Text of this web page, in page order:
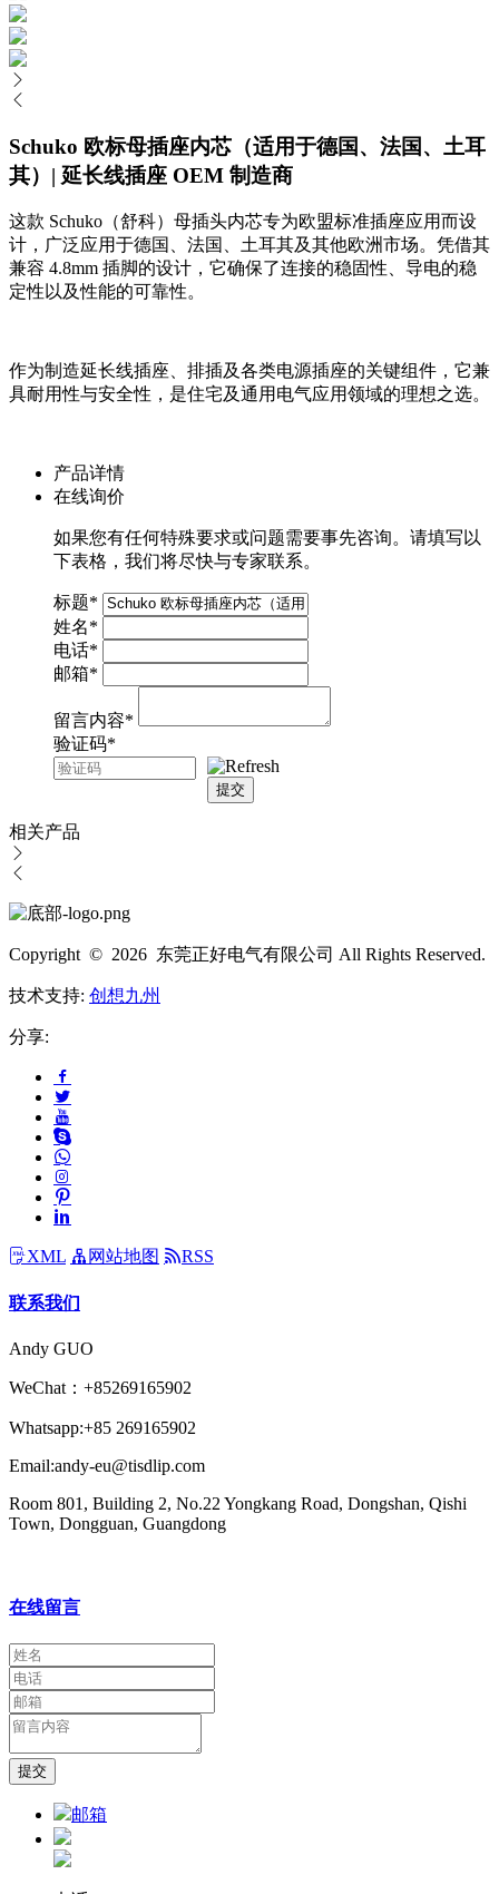
Schuko 欧标母插座内芯（适用于德国、法国、土耳
其）| 延长线插座 OEM 制造商
这款 Schuko（舒科）母插头内芯专为欧盟标准插座应用而设
计，广泛应用于德国、法国、土耳其及其他欧洲市场。凭借其
兼容 4.8mm 插脚的设计，它确保了连接的稳固性、导电的稳
定性以及性能的可靠性。
作为制造延长线插座、排插及各类电源插座的关键组件，它兼
具耐用性与安全性，是住宅及通用电气应用领域的理想之选。
产品详情
在线询价
如果您有任何特殊要求或问题需要事先咨询。请填写以
下表格，我们将尽快与专家联系。
标题*
姓名*
电话*
邮箱*
留言内容*
验证码*
提交
相关产品
Copyright © 2026 东莞正好电气有限公司 All Rights Reserved.
技术支持: 创想九州
分享:
XML 网站地图 RSS
联系我们
Andy GUO
WeChat：+85269165902
Whatsapp:+85 269165902
Email:andy-eu@tisdlip.com
Room 801, Building 2, No.22 Yongkang Road, Dongshan, Qishi
Town, Dongguan, Guangdong
在线留言
提交
邮箱